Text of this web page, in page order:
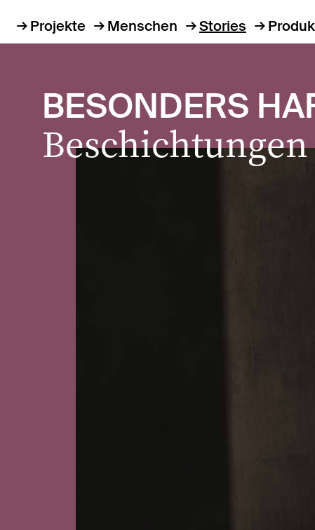
Projekte Menschen Stories
BESONDERS